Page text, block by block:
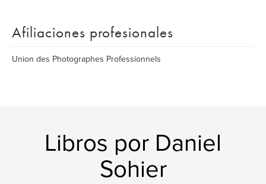
Afiliaciones profesionales
Union des Photographes Professionnels
Libros por Daniel
Sohier